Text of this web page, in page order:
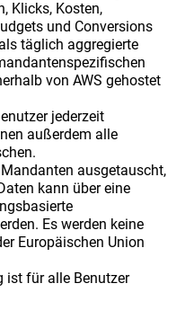
Klicks, Kosten,
und Conversions
täglich aggregierte
von AWS gehostet
jederzeit
außerdem alle
ausgetauscht,
kann über eine
Es werden keine
Europäischen Union
ist für alle Benutzer